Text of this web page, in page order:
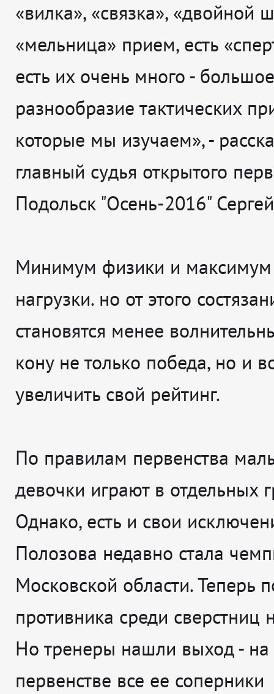
«вилка», «связка», «двойной
«мельница» прием, есть
есть их очень много - большое
разнообразие тактических
которые мы изучаем», -
главный судья открытого
Подольск "Осень-2016"
Минимум физики и максимум
нагрузки. но от этого
становятся менее
кону не только победа, но и
увеличить свой рейтинг.
По правилам первенства
девочки играют в отдельных
Однако, есть и свои
Полозова недавно стала
Московской области. Теперь
противника среди сверстниц
Но тренеры нашли выход - на
первенстве все ее соперники